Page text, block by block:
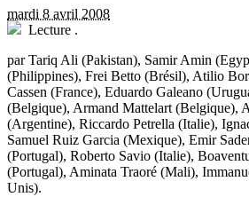
mardi 8 avril 2008
Lecture .
par Tariq Ali (Pakistan), Samir Amin
(Philippines), Frei Betto (Brésil), Atilio
Cassen (France), Eduardo Galeano
(Belgique), Armand Mattelart (Belgique),
(Argentine), Riccardo Petrella (Italie),
Samuel Ruiz Garcia (Mexique), Emir
(Portugal), Roberto Savio (Italie),
(Portugal), Aminata Traoré (Mali),
Unis).